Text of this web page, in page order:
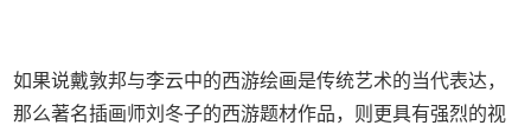
如果说戴敦邦与李云中的西游绘画是传统艺术的当代表达，
那么著名插画师刘冬子的西游题材作品，则更具有强烈的视